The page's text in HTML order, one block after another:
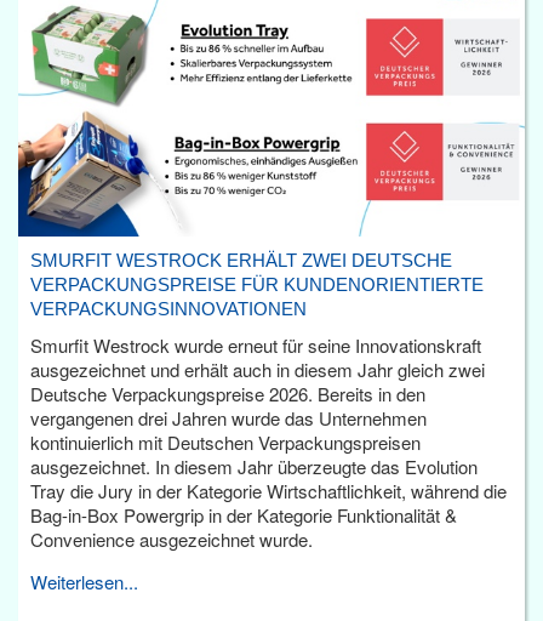
SMURFIT WESTROCK ERHÄLT ZWEI DEUTSCHE
VERPACKUNGSPREISE FÜR KUNDENORIENTIERTE
VERPACKUNGSINNOVATIONEN
Smurfit Westrock wurde erneut für seine Innovationskraft
ausgezeichnet und erhält auch in diesem Jahr gleich zwei
Deutsche Verpackungspreise 2026. Bereits in den
vergangenen drei Jahren wurde das Unternehmen
kontinuierlich mit Deutschen Verpackungspreisen
ausgezeichnet. In diesem Jahr überzeugte das Evolution
Tray die Jury in der Kategorie Wirtschaftlichkeit, während die
Bag-in-Box Powergrip in der Kategorie Funktionalität &
Convenience ausgezeichnet wurde.
Weiterlesen...